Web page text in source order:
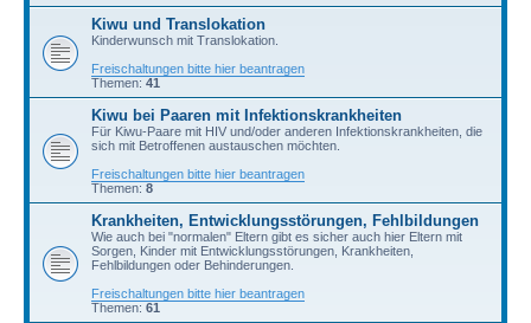
Kiwu und Translokation
Kinderwunsch mit Translokation.
Freischaltungen bitte hier beantragen
Themen: 41
Kiwu bei Paaren mit Infektionskrankheiten
Für Kiwu-Paare mit HIV und/oder anderen Infektionskrankheiten, die
sich mit Betroffenen austauschen möchten.
Freischaltungen bitte hier beantragen
Themen: 8
Krankheiten, Entwicklungsstörungen, Fehlbildungen
Wie auch bei "normalen" Eltern gibt es sicher auch hier Eltern mit
Sorgen, Kinder mit Entwicklungsstörungen, Krankheiten,
Fehlbildungen oder Behinderungen.
Freischaltungen bitte hier beantragen
Themen: 61